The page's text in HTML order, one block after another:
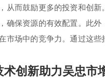
从而鼓励更多的投资和创
确保资源的有效配置。此
市场中的竞争力。通过这
术创新助力吴忠市